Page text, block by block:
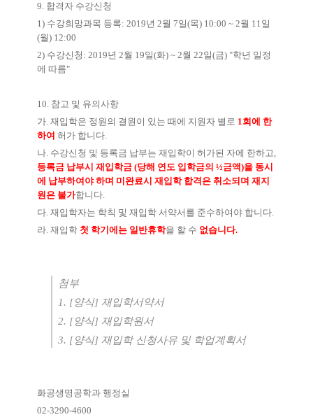
9. 합격자 수강신청
1) 수강희망과목 등록: 2019년 2월 7일(목) 10:00 ~ 2월 11일
(월) 12:00
2) 수강신청 : 2019년 2월 19일(화) ~ 2월 22일(금) "학년 일정
에 따름"
10. 참고 및 유의사항
가. 재입학은 정원의 결원이 있는 때에 지원자 별로 1회에 한
하여 허가 합니다.
나. 수강신청 및 등록금 납부는 재입학이 허가된 자에 한하고,
등록금 납부시 재입학금 (당해 연도 입학금의 ½금액)을 동시
에 납부하여야 하며 미완료시 재입학 합격은 취소되며 재지
원은 불가합니다.
다. 재입학자는 학칙 및 재입학 서약서를 준수하여야 합니다.
라. 재입학 첫 학기에는 일반휴학을 할 수 없습니다.
첨부
1. [양식] 재입학서약서
2. [양식] 재입학원서
3. [양식] 재입학 신청사유 및 학업계획서
화공생명공학과 행정실
02-3290-4600